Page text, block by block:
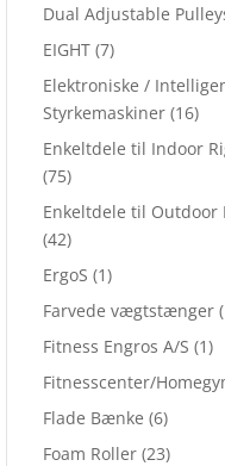
Dual Adjustable
EIGHT (7)
Elektroniske /
Styrkemaskiner (16)
Enkeltdele til Indoor
(75)
Enkeltdele til Outdoor
(42)
ErgoS (1)
Farvede vægtstænger
Fitness Engros A/S (1)
Fitnesscenter/
Flade Bænke (6)
Foam Roller (23)